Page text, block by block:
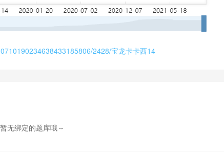
2428/宝龙卡卡西14
暂无绑定的题库哦～